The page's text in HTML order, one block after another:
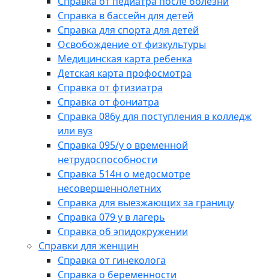
Справка в бассейн для детей
Справка для спорта для детей
Освобождение от физкультуры
Медицинская карта ребенка
Детская карта профосмотра
Справка от фтизиатра
Справка от фониатра
Справка 086у для поступления в колледж
или вуз
Справка 095/у о временной
нетрудоспособности
Справка 514н о медосмотре
несовершеннолетних
Справка для выезжающих за границу
Справка 079 у в лагерь
Справка об эпидокружении
Справки для женщин
Справка от гинеколога
Справка о беременности